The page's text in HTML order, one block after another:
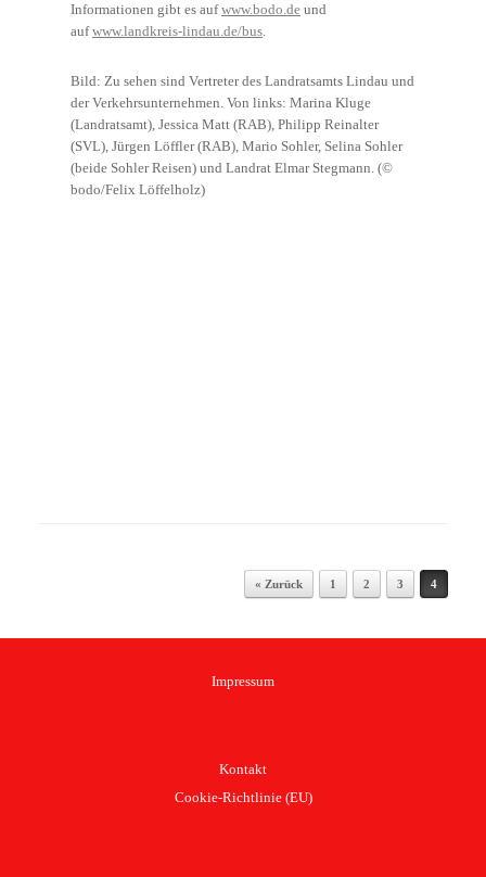
Informationen gibt es aufwww.bodo.de und
aufwww.landkreis-lindau.de/bus.
Bild: Zu sehen sind Vertreter des Landratsamts Lindau und
der Verkehrsunternehmen. Von links: Marina Kluge
(Landratsamt), Jessica Matt (RAB), Philipp Reinalter
(SVL), Jürgen Löffler (RAB), Mario Sohler, Selina Sohler
(beide Sohler Reisen) und Landrat Elmar Stegmann. (©
bodo/Felix Löffelholz)
« Zurück 1 2 3 4
Impressum
Kontakt
Cookie-Richtlinie (EU)